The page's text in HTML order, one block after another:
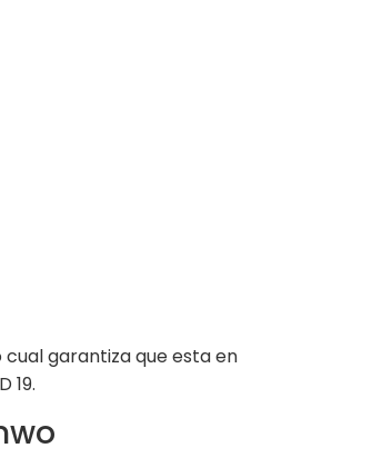
garantiza que esta en
19.